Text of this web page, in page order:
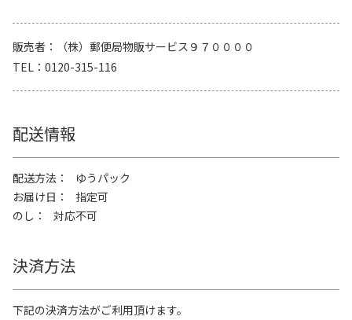
販売者
（株）郵便局物販サービス９７００００
TEL
0120-315-116
配送情報
配送方法
ゆうパック
お届け日
指定可
のし
対応不可
決済方法
下記の決済方法がご利用頂けます。